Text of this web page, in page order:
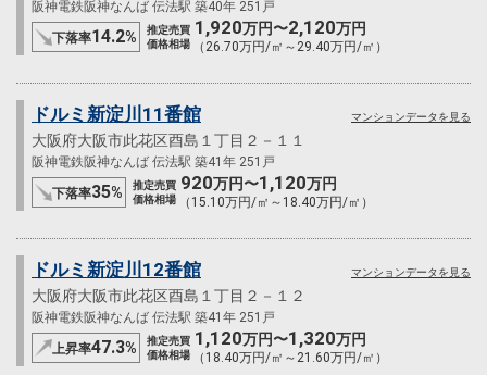
阪神電鉄阪神なんば 伝法駅 築40年 251戸
下落率14.2%
推定売買
価格相場
1,920万円〜2,120万円
（26.70万円/㎡～29.40万円/㎡）
ドルミ新淀川11番館
大阪府大阪市此花区酉島１丁目２－１１
阪神電鉄阪神なんば 伝法駅 築41年 251戸
下落率35%
推定売買
価格相場
920万円〜1,120万円
（15.10万円/㎡～18.40万円/㎡）
マンションデータを見る
ドルミ新淀川12番館
大阪府大阪市此花区酉島１丁目２－１２
阪神電鉄阪神なんば 伝法駅 築41年 251戸
上昇率47.3%
推定売買
価格相場
1,120万円〜1,320万円
（18.40万円/㎡～21.60万円/㎡）
マンションデータを見る